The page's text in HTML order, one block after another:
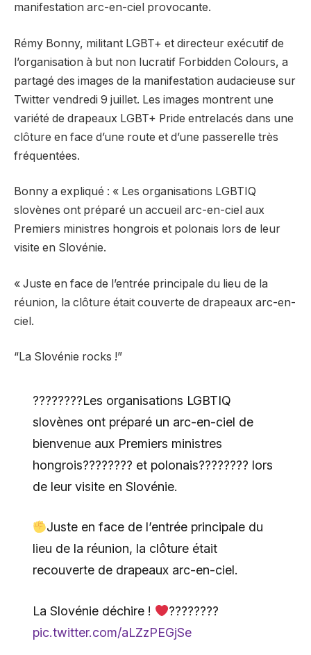
manifestation arc-en-ciel provocante.
Rémy Bonny, militant LGBT+ et directeur exécutif de
l’organisation à but non lucratif Forbidden Colours, a
partagé des images de la manifestation audacieuse sur
Twitter vendredi 9 juillet. Les images montrent une
variété de drapeaux LGBT+ Pride entrelacés dans une
clôture en face d’une route et d’une passerelle très
fréquentées.
Bonny a expliqué : « Les organisations LGBTIQ
slovènes ont préparé un accueil arc-en-ciel aux
Premiers ministres hongrois et polonais lors de leur
visite en Slovénie.
« Juste en face de l’entrée principale du lieu de la
réunion, la clôture était couverte de drapeaux arc-en-
ciel.
“La Slovénie rocks !”
????️‍????Les organisations LGBTIQ
slovènes ont préparé un arc-en-ciel de
bienvenue aux Premiers ministres
hongrois???????? et polonais???????? lors
de leur visite en Slovénie.
Juste en face de l’entrée principale du
lieu de la réunion, la clôture était
recouverte de drapeaux arc-en-ciel.
La Slovénie déchire !
????????
pic.twitter.com/aLZzPEGjSe